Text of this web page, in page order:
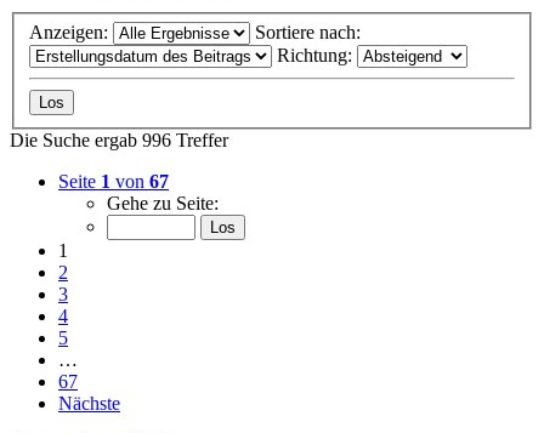
Anzeigen:
Sortiere nach:
Richtung:
Die Suche ergab 996 Treffer
Seite 1 von 67
Gehe zu Seite:
1
2
3
4
5
…
67
Nächste